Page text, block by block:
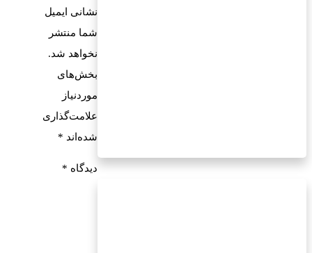
نشانی ایمیل
شما منتشر
نخواهد شد.
بخش‌های
موردنیاز
علامت‌گذاری
شده‌اند *
دیدگاه *